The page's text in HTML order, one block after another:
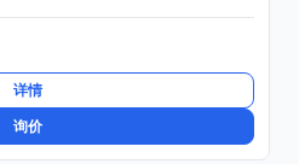
详情
询价